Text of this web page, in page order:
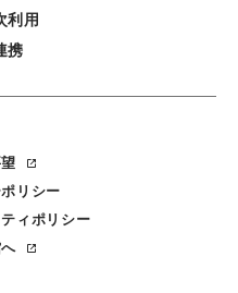
利用
携
リシー
ィポリシー